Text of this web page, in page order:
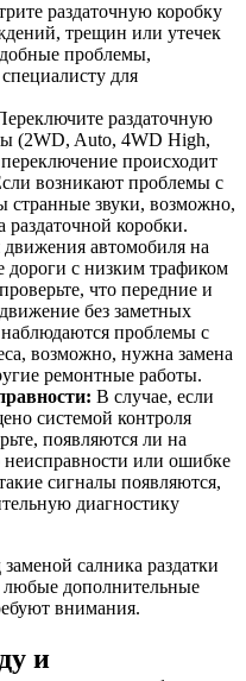
раздаточную коробку
трещин или утечек
проблемы,
для
раздаточную
(2WD, Auto, 4WD High,
происходит
возникают проблемы с
звуки, возможно,
раздаточной коробки.
автомобиля на
дороги с низким трафиком
что передние и
без заметных
проблемы с
возможно, нужна замена
ремонтные работы.
В случае, если
системой контроля
появляются ли на
или ошибке
сигналы появляются,
диагностику
салника раздатки
дополнительные
внимания.
и